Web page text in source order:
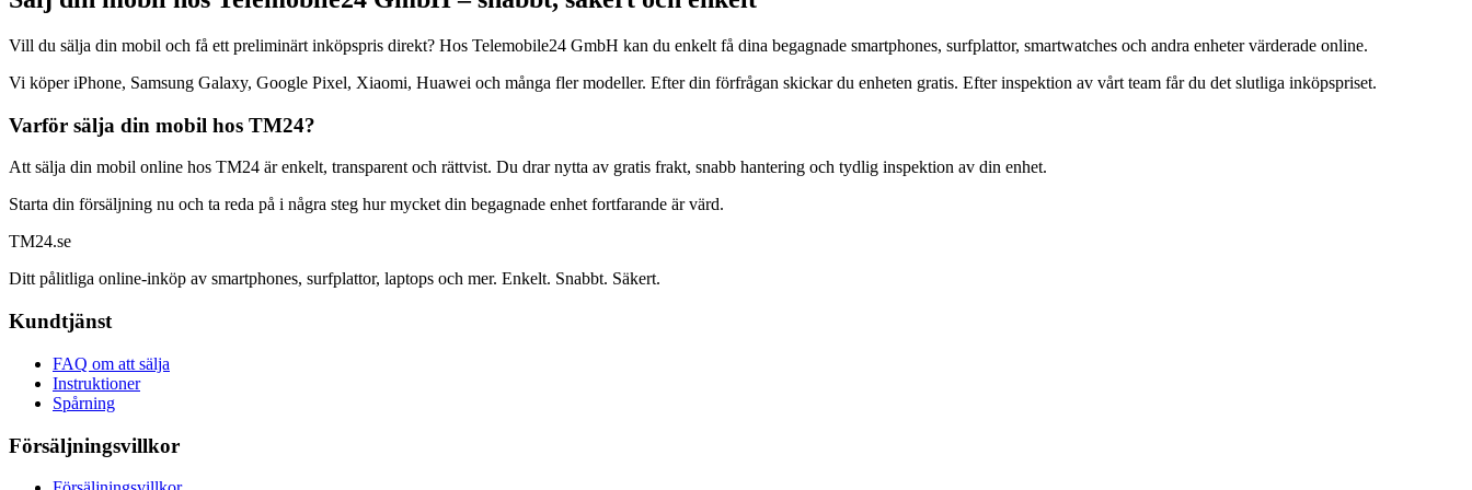
Vill du sälja din mobil och få ett preliminärt inköpspris direkt? Hos Telemobile24 GmbH kan du enkelt få dina begagnade smartphones, surfplattor, smartwatches och andra enheter värderade online.
Vi köper iPhone, Samsung Galaxy, Google Pixel, Xiaomi, Huawei och många fler modeller. Efter din förfrågan skickar du enheten gratis. Efter inspektion av vårt team får du det slutliga inköpspriset.
Varför sälja din mobil hos TM24?
Att sälja din mobil online hos TM24 är enkelt, transparent och rättvist. Du drar nytta av gratis frakt, snabb hantering och tydlig inspektion av din enhet.
Starta din försäljning nu och ta reda på i några steg hur mycket din begagnade enhet fortfarande är värd.
TM24.se
Ditt pålitliga online-inköp av smartphones, surfplattor, laptops och mer. Enkelt. Snabbt. Säkert.
Kundtjänst
FAQ om att sälja
Instruktioner
Spårning
Försäljningsvillkor